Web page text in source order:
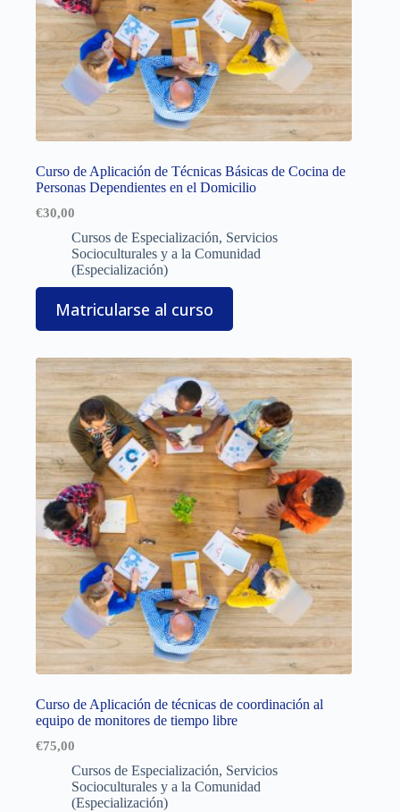
Curso de Aplicación de Técnicas Básicas de Cocina de
Personas Dependientes en el Domicilio
€30,00
Cursos de Especialización, Servicios
Socioculturales y a la Comunidad
(Especialización)
Matricularse al curso
Curso de Aplicación de técnicas de coordinación al
equipo de monitores de tiempo libre
€75,00
Cursos de Especialización, Servicios
Socioculturales y a la Comunidad
(Especialización)